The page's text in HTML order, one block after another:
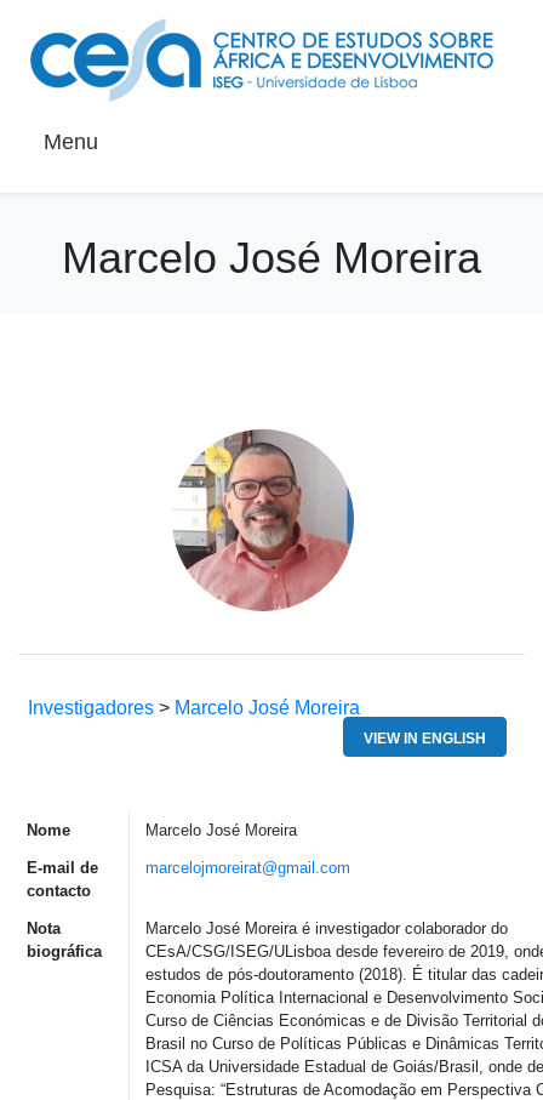
Menu
Marcelo José Moreira
Investigadores > Marcelo José Moreira
VIEW IN ENGLISH
Nome Marcelo José Moreira
E-mail de
contacto
marcelojmoreirat@gmail.com
Nota
biográfica
Marcelo José Moreira é investigador colaborador do
CEsA/CSG/ISEG/ULisboa desde fevereiro de 2019,
estudos de pós-doutoramento (2018). É titular das
Economia Política Internacional e Desenvolvimento
Curso de Ciências Económicas e de Divisão Territorial
Brasil no Curso de Políticas Públicas e Dinâmicas
ICSA da Universidade Estadual de Goiás/Brasil, onde
Pesquisa: “Estruturas de Acomodação em Perspectiva